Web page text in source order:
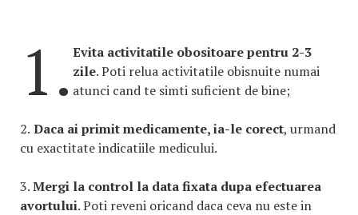
1. Evita activitatile obositoare pentru 2-3
zile. Poti relua activitatile obisnuite numai
atunci cand te simti suficient de bine;
2. Daca ai primit medicamente, ia-le corect, urmand
cu exactitate indicatiile medicului.
3.Mergi la control la data fixata dupa efectuarea
avortului. Poti reveni oricand daca ceva nu este in